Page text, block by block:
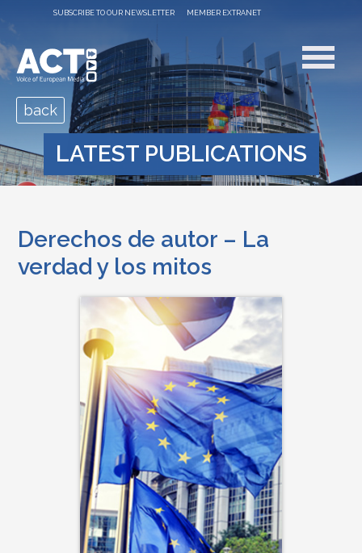
SUBSCRIBE TO OUR NEWSLETTER MEMBER EXTRANET
LATEST PUBLICATIONS
back
Derechos de autor – La
verdad y los mitos